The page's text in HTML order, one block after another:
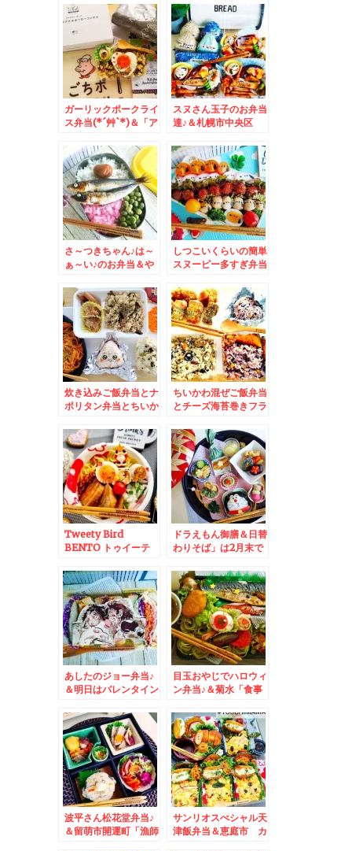
「アジパンダ」くんグ
ッズ♪うま味の秘密(*
´艸`*)誤解されてる皆
さま必見！！
べまくる～～～(*´艸
`*)
ガーリックポークライ
ス弁当(*´艸`*)＆「ア
「ごちポ」くんグッズ
がめちゃめちゃおしゃ
れで使いやすい～＾＾
♪
スヌさん玉子のお弁当
達♪＆札幌市中央区
の角煮弁当セットは月
末まで超お得(*´艸`*)
さ～つきちゃん♪は～
ぁ～い♪のお弁当＆や
んのいちごは安くて激
ウマ♪(*´艸`*)
しつこいくらいの簡単
スヌーピー多すぎ弁当
さんで朝そば～♪
炊き込みご飯弁当とナ
ポリタン弁当とちいか
郎西岡店」さんで朝そ
ば～♪かき揚げ→三陸
わかめ変更♪やっぱり
鬼おろしは欠かせない
っ！！
ちいかわ混ぜご飯弁当
とチーズ海苔巻きフラ
で「牛丼とハイカラう
どんセット」「親子丼
ハイカラうどんセッ
ト」♪安定の美味しさ
(*´艸`*)
Tweety Bird
BENTO トゥイーテ
院」内の「ひまわり食
堂」の「日替わりラン
チ」はヘルシー活コス
パ最強♪
ドラえもん御膳＆日替
わりそば」は2月末で
う「ごまそば遊鶴」さ
ん
あしたのジョー弁当♪
＆明日はバレンタイン
目玉おやじでハロウィ
ン弁当♪＆菊水「食事
宝菜定食」(*´艸`*)安
定のうまさ！！
波平さん松花堂弁当♪
＆留萌市開運町「漁師
サンリオスぺシャル天
津飯弁当＆恵庭市 カ